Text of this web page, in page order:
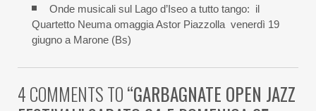
Onde musicali sul Lago d’Iseo a tutto tango: il
Quartetto Neuma omaggia Astor Piazzolla venerdì 19
giugno a Marone (Bs)
4 COMMENTS TO“GARBAGNATE OPEN JAZZ